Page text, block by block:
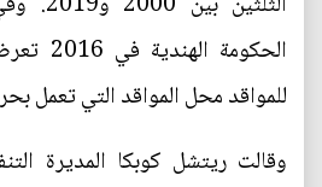
للمواقد محل المواقد التي تعمل
وقالت ريتشل كوبكا المديرة